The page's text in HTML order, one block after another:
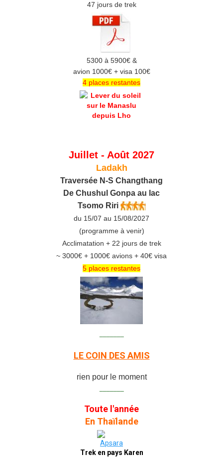
47 jours de trek
5300 à 5900€ &
avion 1000€ + visa 100€
4 places restantes
Juillet - Août 2027
Ladakh
Traversée N-S Changthang
De C hushul Gonpa au lac
Tsomo Riri
du 15/07 au 15/08/2027
(programme à venir)
Acclimatation + 22 jours de trek
~ 3000€ + 1000€ avions + 40€ visa
5 places restantes
LE COIN DES AMIS
rien pour le moment
Toute l'année
En Thaïlande
Trek en pays Karen